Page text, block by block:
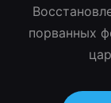
порванных